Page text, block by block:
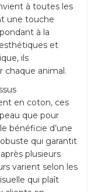
à toutes les
une touche
à la
et
ils
animal.
en coton, ces
que pour
bénéficie d’une
qui garantit
plusieurs
varient selon les
qui plaît